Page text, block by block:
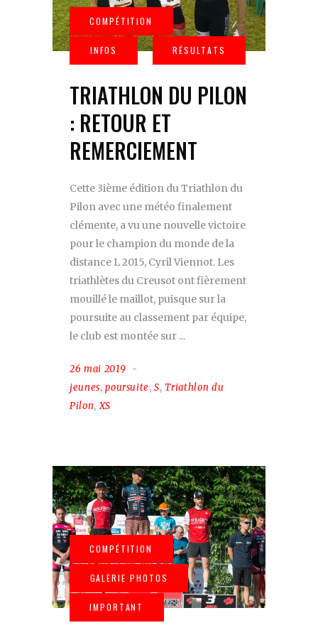
TRIATHLON DU PILON
: RETOUR ET
REMERCIEMENT
Cette 3ième édition du Triathlon du
Pilon avec une météo finalement
clémente, a vu une nouvelle victoire
pour le champion du monde de la
distance L 2015, Cyril Viennot. Les
triathlètes du Creusot ont fièrement
mouillé le maillot, puisque sur la
poursuite au classement par équipe,
le club est montée sur
26 mai 2019
jeunes,poursuite,S,Triathlon du
Pilon,XS